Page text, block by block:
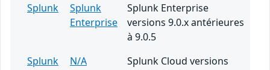
Splunk
Splunk
Enterprise
Splunk Enterprise
versions 9.0.x antérieures
à 9.0.5
Splunk
N/A
Splunk Cloud versions